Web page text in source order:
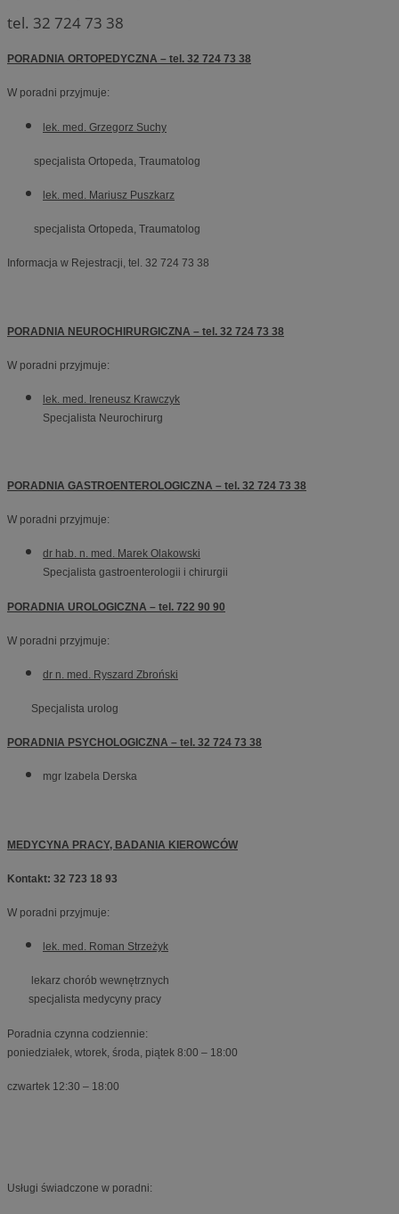
tel. 32 724 73 38
PORADNIA ORTOPEDYCZNA – tel. 32 724 73 38
W poradni przyjmuje:
lek. med. Grzegorz Suchy
specjalista Ortopeda, Traumatolog
lek. med. Mariusz Puszkarz
specjalista Ortopeda, Traumatolog
Informacja w Rejestracji, tel. 32 724 73 38
PORADNIA NEUROCHIRURGICZNA – tel. 32 724 73 38
W poradni przyjmuje:
lek. med. Ireneusz Krawczyk
Specjalista Neurochirurg
PORADNIA GASTROENTEROLOGICZNA – tel. 32 724 73 38
W poradni przyjmuje:
dr hab. n. med. Marek Olakowski
Specjalista gastroenterologii i chirurgii
PORADNIA UROLOGICZNA – tel. 722 90 90
W poradni przyjmuje:
dr n. med. Ryszard Zbroński
Specjalista urolog
PORADNIA PSYCHOLOGICZNA – tel. 32 724 73 38
mgr Izabela Derska
MEDYCYNA PRACY, BADANIA KIEROWCÓW
Kontakt: 32 723 18 93
W poradni przyjmuje:
lek. med. Roman Strzeżyk
lekarz chorób wewnętrznych
specjalista medycyny pracy
Poradnia czynna codziennie:
poniedziałek, wtorek, środa, piątek 8:00 – 18:00
czwartek 12:30 – 18:00
Usługi świadczone w poradni: